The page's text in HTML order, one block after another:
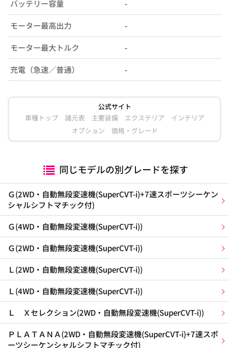
バッテリー容量 -
モーター最高出力 -
モーター最大トルク -
充電（急速／普通） -
公式サイト
車種トップ
諸元表 主要装備 エクステリア
インテリア
オプション
価格・グレード
同じモデルの別グレードを探す
Ｇ(2WD・自動無段変速機(SuperCVT-i)+7速スポーツシーケン
シャルシフトマチック付)
Ｇ(4WD・自動無段変速機(SuperCVT-i))
Ｇ(2WD・自動無段変速機(SuperCVT-i))
Ｌ(2WD・自動無段変速機(SuperCVT-i))
Ｌ(4WD・自動無段変速機(SuperCVT-i))
Ｌ Ｘセレクション(2WD・自動無段変速機(SuperCVT-i))
ＰＬＡＴＡＮＡ(2WD・自動無段変速機(SuperCVT-i)+7速スポ
ーツシーケンシャルシフトマチック付)